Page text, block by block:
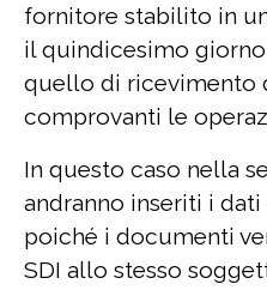
fornitore stabilito in
il quindicesimo
quello di ricevimento
comprovanti le
In questo caso nella
andranno inseriti i
poiché i documenti
SDI allo stesso